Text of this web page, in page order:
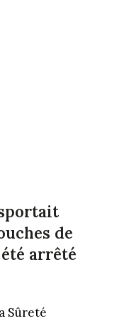
de
arrêté
Sûreté